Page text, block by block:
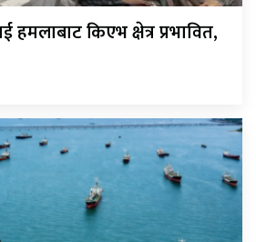
हमलाबाट किएभ क्षेत्र प्रभावित,